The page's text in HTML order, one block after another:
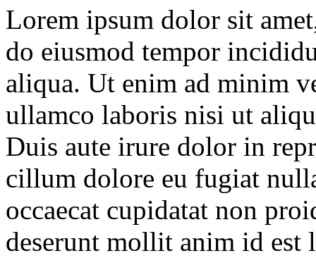
Lorem ipsum dolor sit
do eiusmod tempor
aliqua. Ut enim ad minim
ullamco laboris nisi ut
Duis aute irure dolor in
cillum dolore eu fugiat
occaecat cupidatat non
deserunt mollit anim id est